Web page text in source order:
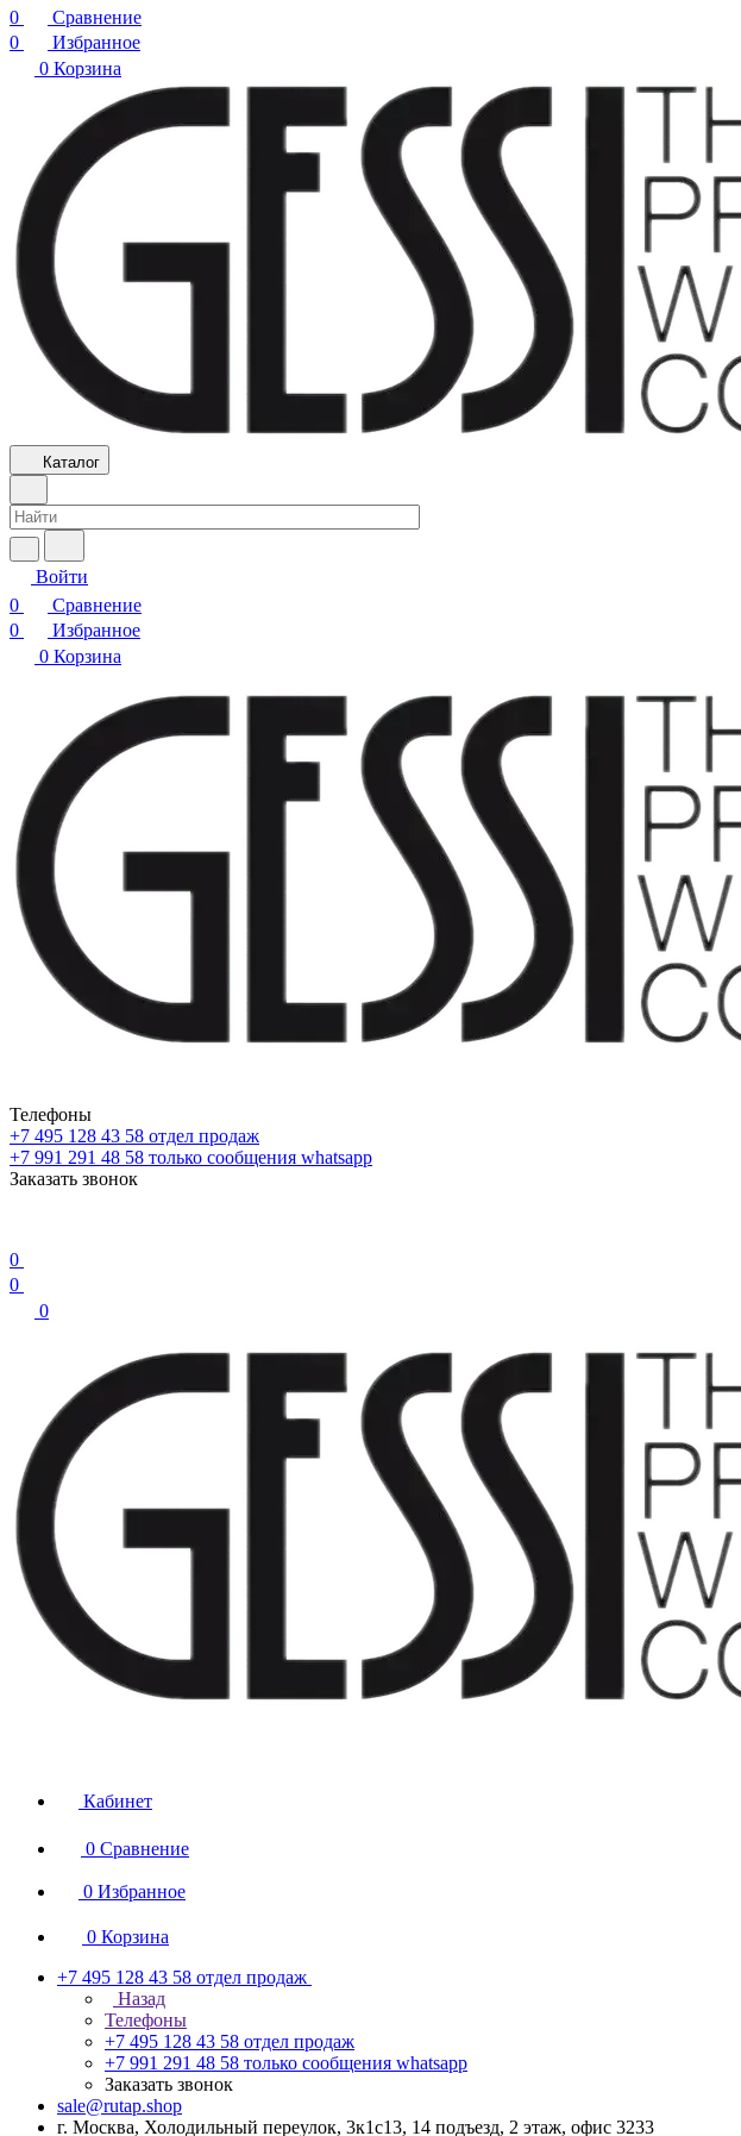
0
Сравнение
0
Избранное
0 Корзина
Каталог
Войти
0
Сравнение
0
Избранное
0 Корзина
Телефоны
+7 495 128 43 58 отдел продаж
+7 991 291 48 58 только сообщения whatsapp
Заказать звонок
0
0
0
Кабинет
0 Сравнение
0 Избранное
0 Корзина
+7 495 128 43 58 отдел продаж
Назад
Телефоны
+7 495 128 43 58 отдел продаж
+7 991 291 48 58 только сообщения whatsapp
Заказать звонок
sale@rutap.shop
г. Москва, Холодильный переулок, 3к1с13, 14 подъезд, 2 этаж, офис 3233